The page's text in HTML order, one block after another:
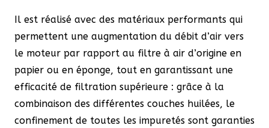
Il est réalisé avec des matériaux performants qui
permettent une augmentation du débit d’air vers
le moteur par rapport au filtre à air d’origine en
papier ou en éponge, tout en garantissant une
efficacité de filtration supérieure : grâce à la
combinaison des différentes couches huilées, le
confinement de toutes les impuretés sont garanties